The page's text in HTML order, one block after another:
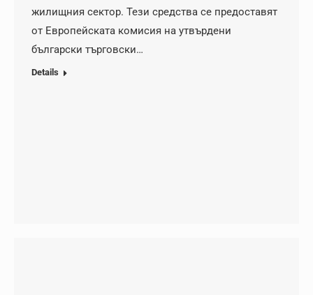
жилищния сектор. Тези средства се предоставят
от Европейската комисия на утвърдени
български търговски…
Details